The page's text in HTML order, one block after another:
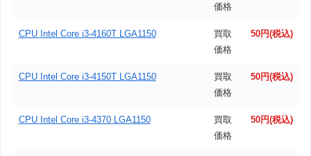
価格
CPU Intel Core i3-4160T LGA1150
買取
価格
50円(税込)
CPU Intel Core i3-4150T LGA1150
買取
価格
50円(税込)
CPU Intel Core i3-4370 LGA1150
買取
価格
50円(税込)